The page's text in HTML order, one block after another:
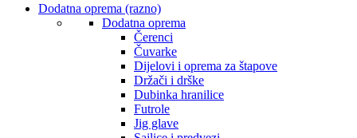
Dodatna oprema (razno)
Dodatna oprema
Čerenci
Čuvarke
Dijelovi i oprema za štapove
Držači i drške
Dubinka hranilice
Futrole
Jig glave